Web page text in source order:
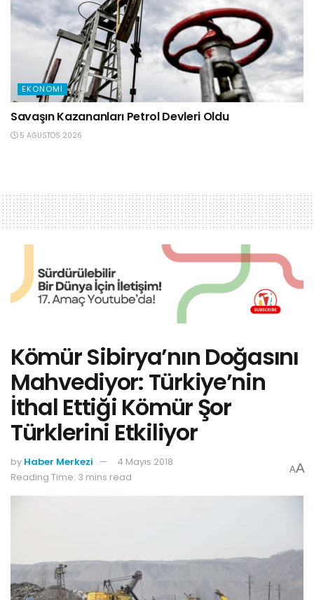
EKONOMI
Savaşın Kazananları Petrol Devleri Oldu
5 AĞUSTOS 2026
Kömür Sibirya’nın Doğasını
Mahvediyor: Türkiye’nin
İthal Ettiği Kömür Şor
Türklerini Etkiliyor
by Haber Merkezi
4 Mayıs 2018
Reading Time: 3 mins read
AA